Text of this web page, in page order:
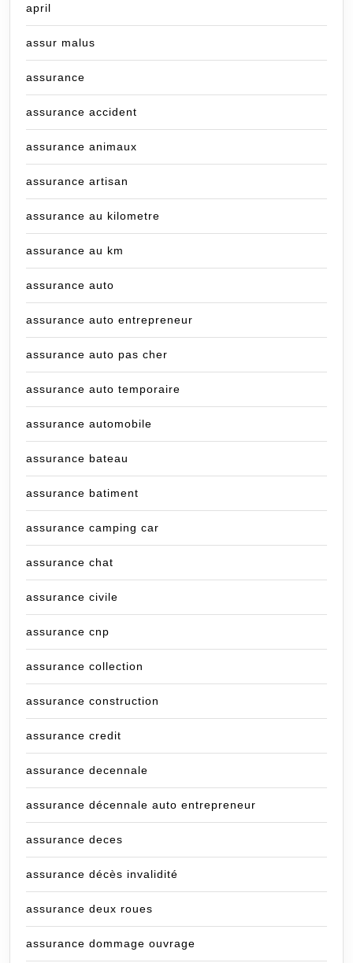
april
assur malus
assurance
assurance accident
assurance animaux
assurance artisan
assurance au kilometre
assurance au km
assurance auto
assurance auto entrepreneur
assurance auto pas cher
assurance auto temporaire
assurance automobile
assurance bateau
assurance batiment
assurance camping car
assurance chat
assurance civile
assurance cnp
assurance collection
assurance construction
assurance credit
assurance decennale
assurance décennale auto entrepreneur
assurance deces
assurance décès invalidité
assurance deux roues
assurance dommage ouvrage